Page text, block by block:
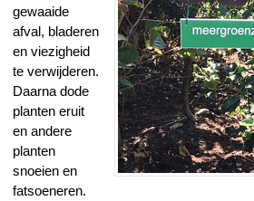
gewaaide
afval, bladeren
en viezigheid
te verwijderen.
Daarna dode
planten eruit
en andere
planten
snoeien en
fatsoeneren.